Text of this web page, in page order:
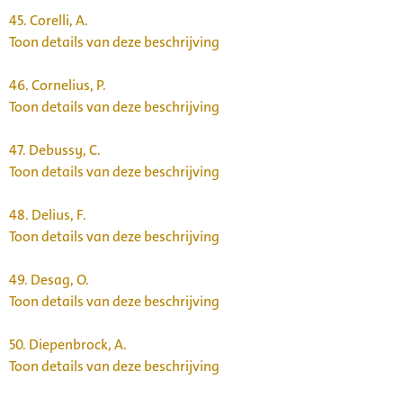
45.Corelli, A.
Toon details van deze beschrijving
46.Cornelius, P.
Toon details van deze beschrijving
47. Debussy, C.
Toon details van deze beschrijving
48. Delius, F.
Toon details van deze beschrijving
49. Desag, O.
Toon details van deze beschrijving
50. Diepenbrock, A.
Toon details van deze beschrijving